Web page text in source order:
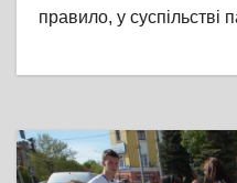
правило, у суспільстві